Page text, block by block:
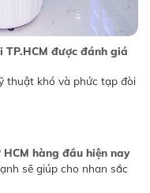
được đánh giá
thuật khó và phức tạp đòi
hàng đầu hiện nay
sẽ giúp cho nhan sắc